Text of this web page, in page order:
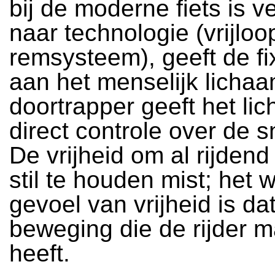
bij de moderne fiets is
naar technologie
remsysteem), geeft de
aan het menselijk
doortrapper geeft het
direct controle over de
De vrijheid om al
stil te houden mist; het
gevoel van vrijheid is
beweging die de rijder
heeft.